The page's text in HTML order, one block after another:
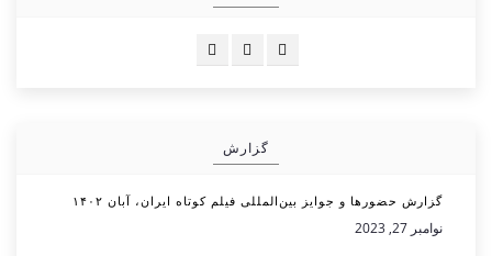
گزارش
گزارش حضورها و جوایز بین‌المللی فیلم کوتاه ایران، آبان ۱۴۰۲
نوامبر 27, 2023